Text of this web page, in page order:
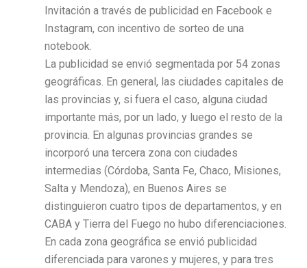
Invitación a través de publicidad en Facebook e
Instagram, con incentivo de sorteo de una
notebook.
La publicidad se envió segmentada por 54 zonas
geográficas. En general, las ciudades capitales de
las provincias y, si fuera el caso, alguna ciudad
importante más, por un lado, y luego el resto de la
provincia. En algunas provincias grandes se
incorporó una tercera zona con ciudades
intermedias (Córdoba, Santa Fe, Chaco, Misiones,
Salta y Mendoza), en Buenos Aires se
distinguieron cuatro tipos de departamentos, y en
CABA y Tierra del Fuego no hubo diferenciaciones.
En cada zona geográfica se envió publicidad
diferenciada para varones y mujeres, y para tres